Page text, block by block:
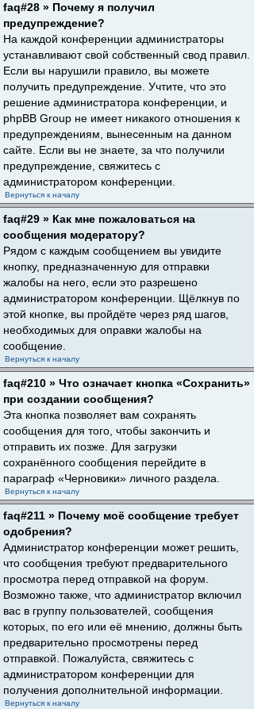
faq#28 » Почему я получил
предупреждение?
На каждой конференции администраторы
устанавливают свой собственный свод правил.
Если вы нарушили правило, вы можете
получить предупреждение. Учтите, что это
решение администратора конференции, и
phpBB Group не имеет никакого отношения к
предупреждениям, вынесенным на данном
сайте. Если вы не знаете, за что получили
предупреждение, свяжитесь с
администратором конференции.
Вернуться к началу
faq#29 » Как мне пожаловаться на
сообщения модератору?
Рядом с каждым сообщением вы увидите
кнопку, предназначенную для отправки
жалобы на него, если это разрешено
администратором конференции. Щёлкнув по
этой кнопке, вы пройдёте через ряд шагов,
необходимых для оправки жалобы на
сообщение.
Вернуться к началу
faq#210 » Что означает кнопка «Сохранить»
при создании сообщения?
Эта кнопка позволяет вам сохранять
сообщения для того, чтобы закончить и
отправить их позже. Для загрузки
сохранённого сообщения перейдите в
параграф «Черновики» личного раздела.
Вернуться к началу
faq#211 » Почему моё сообщение требует
одобрения?
Администратор конференции может решить,
что сообщения требуют предварительного
просмотра перед отправкой на форум.
Возможно также, что администратор включил
вас в группу пользователей, сообщения
которых, по его или её мнению, должны быть
предварительно просмотрены перед
отправкой. Пожалуйста, свяжитесь с
администратором конференции для
получения дополнительной информации.
Вернуться к началу